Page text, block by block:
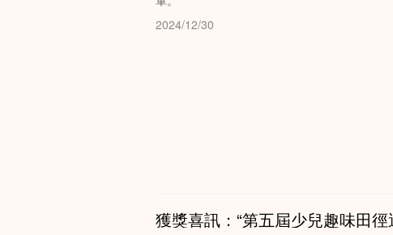
2024/12/30
獲獎喜訊：“第五屆少兒趣味田